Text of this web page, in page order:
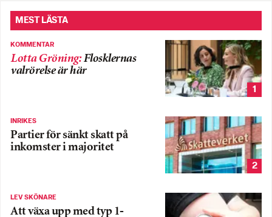
MEST LÄSTA
KOMMENTAR
Lotta Gröning:Flosklernas
valrörelse är här
1
INRIKES
Partier för sänkt skatt på
inkomster i majoritet
2
LEV SKÖNARE
Att växa upp med typ 1-